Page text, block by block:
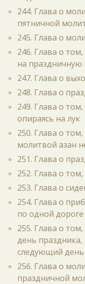
244. Глава о
пятничной
245. Глава о
246. Глава о
на праздничную
247. Глава о
248. Глава о
249. Глава о
опираясь на лук
250. Глава о
молитвой азан
251. Глава о
252. Глава о
253. Глава о
254. Глава о
по одной
255. Глава о
день праздника,
следующий день
256. Глава о
праздничной